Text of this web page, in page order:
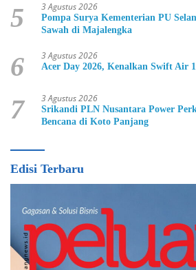
5 3 Agustus 2026
Pompa Surya Kementerian PU
Sawah di Majalengka
6 3 Agustus 2026
Acer Day 2026, Kenalkan Swift Air
7 3 Agustus 2026
Srikandi PLN Nusantara Power Perkuat Kesiapsiagaan
Bencana di Koto Panjang
Edisi Terbaru